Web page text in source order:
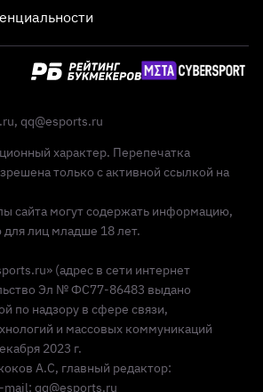
qq@esports.ru
характер. Перепечатка
только с активной ссылкой на
сайта могут содержать информацию,
лиц младше 18 лет.
(адрес в сети интернет
Эл № ФС77-86483 выдано
по надзору в сфере связи,
и массовых коммуникаций
2023 г.
А.С, главный редактор:
qq@esports.ru